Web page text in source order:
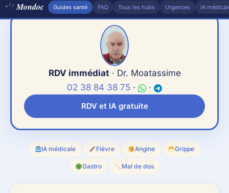
Mondoc Guides santé FAQ Tous les hubs Urgences IA
RDV immédiat · Dr. Moatassime
02 38 84 38 75 · ·
RDV et IA gratuite
Étape1sur7
IA médicale Fièvre Angine Grippe
Gastro Mal de dos